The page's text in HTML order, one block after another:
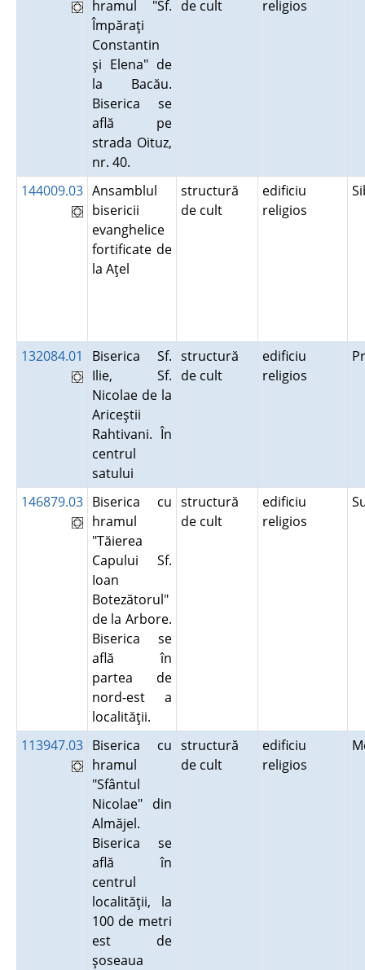
hramul "Sf.
Împăraţi
Constantin
şi Elena" de
la Bacău.
Biserica se
află pe
strada Oituz,
nr. 40.
de cult religios
144009.03 Ansamblul
bisericii
evanghelice
fortificate de
la Aţel
structură
de cult
edificiu
religios
132084.01
Biserica Sf.
Ilie, Sf.
Nicolae de la
Ariceştii
Rahtivani. În
centrul
satului
structură
de cult
edificiu
religios
146879.03 Biserica cu
hramul
"Tăierea
Capului Sf.
Ioan
Botezătorul"
de la Arbore.
Biserica se
află în
partea de
nord-est a
localităţii.
structură
de cult
edificiu
religios
113947.03 Biserica cu
hramul
"Sfântul
Nicolae" din
Almăjel.
Biserica se
află în
centrul
localităţii, la
100 de metri
est de
şoseaua
structură
de cult
edificiu
religios